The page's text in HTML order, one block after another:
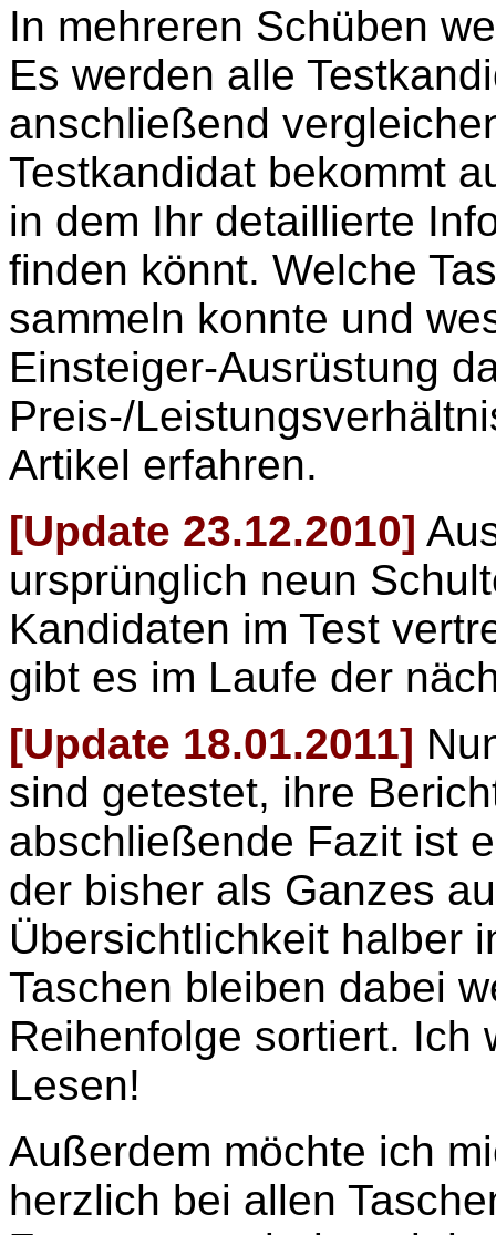
In mehreren Schüben
Es werden alle
anschließend
Testkandidat bekommt
in dem Ihr detaillierte
finden könnt. Welche
sammeln konnte und
Einsteiger-Ausrüstung
Preis-/
Artikel erfahren.
[Update 23.12.2010]
ursprünglich neun
Kandidaten im Test
gibt es im Laufe der
[Update 18.01.2011]
sind getestet, ihre
abschließende Fazit ist
der bisher als Ganzes
Übersichtlichkeit halber
Taschen bleiben dabei
Reihenfolge sortiert. Ich
Lesen!
Außerdem möchte ich
herzlich bei allen